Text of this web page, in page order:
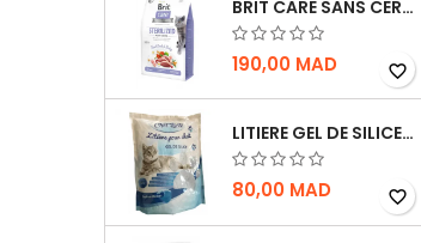
BRIT CARE SANS CEREALES STERILIZED WEIGHT CONTROL - CHAT - 2KG
190,00 MAD favorite_border
LITIERE GEL DE SILICE - PARFUM OCEAN - CHAT BOTE - 3.8L
80,00 MAD favorite_border